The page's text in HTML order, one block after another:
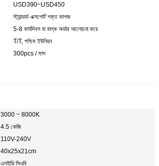
USD390~USD450
স্ট্যান্ডার্ড এক্সপোর্ট শক্ত কাগজ
5-8 কার্যদিবস বা বাল্ক অর্ডার আলোচনা করে
T/T, পশ্চিম ইউনিয়ন
300pcs / মাস
3000 ~ 8000K
4.5 কেজি
110V-240V
40x25x21cm
এলইডি সিওবি